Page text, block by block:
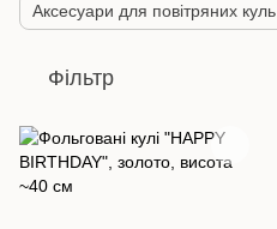
Аксесуари для повітряних куль
Фільтр